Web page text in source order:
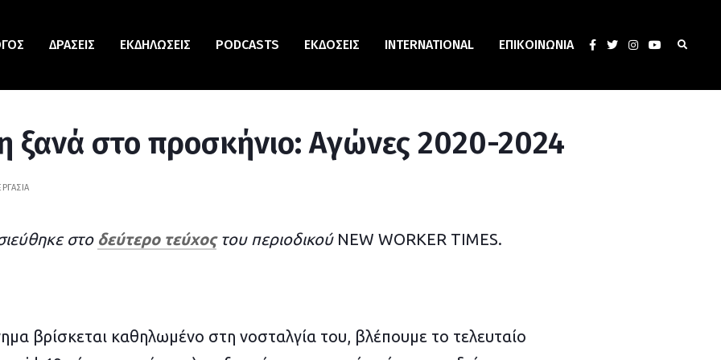
ΔΡΆΣΕΙΣ ΕΚΔΗΛΏΣΕΙΣ PODCASTS ΕΚΔΌΣΕΙΣ INTERNATIONAL ΕΠΙΚΟΙΝΩΝΊΑ
ξανά στο προσκήνιο: Αγώνες 2020-2024
στο δεύτερο τεύχος του περιοδικού NEW WORKER TIMES.
βρίσκεται καθηλωμένο στη νοσταλγία του, βλέπουμε το τελευταίο